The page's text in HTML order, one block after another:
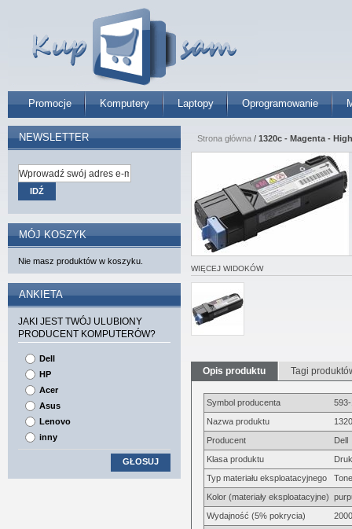
Promocje Komputery Laptopy Oprogramowanie
Strona główna / 1320c - Magenta -
WIĘCEJ WIDOKÓW
Opis produktu Tagi
Symbol producenta
Nazwa produktu
Producent
Dell
Klasa produktu
Typ materiału eksploatacyjnego
Kolor (materiały eksploatacyjne)
Wydajność (5% pokrycia)
NEWSLETTER
IDŹ
MÓJ KOSZYK
Nie masz produktów w koszyku.
ANKIETA
JAKI JEST TWÓJ ULUBIONY
PRODUCENT KOMPUTERÓW?
Dell
HP
Acer
Asus
Lenovo
inny
GŁOSUJ